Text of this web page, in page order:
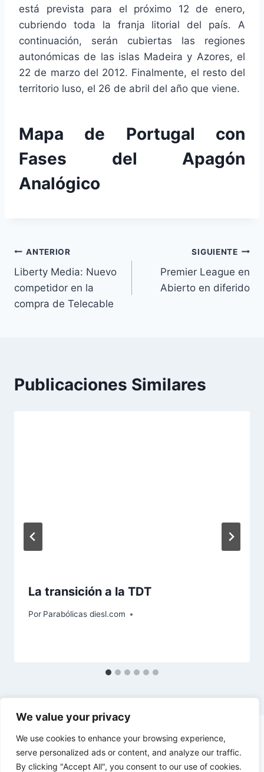
We value your privacy
We use cookies to enhance your browsing experience,
serve personalized ads or content, and analyze our traffic.
By clicking "Accept All", you consent to our use of cookies.
está prevista para el próximo 12 de enero,
cubriendo toda la franja litorial del país. A
continuación, serán cubiertas las regiones
autonómicas de las islas Madeira y Azores, el
22 de marzo del 2012. Finalmente, el resto del
territorio luso, el 26 de abril del año que viene.
Mapa de Portugal con
Fases del Apagón
Analógico
Navegación
de
entradas
ANTERIOR
Liberty Media: Nuevo
competidor en la
compra de Telecable
SIGUIENTE
Premier League en
Abierto en diferido
Publicaciones Similares
La transición a la TDT
Por Parabólicas diesl.com
© 2026 diesl.com - Tema para WordPress por